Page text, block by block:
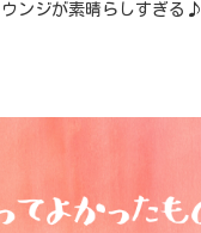
ウンジが素晴らしすぎる♪